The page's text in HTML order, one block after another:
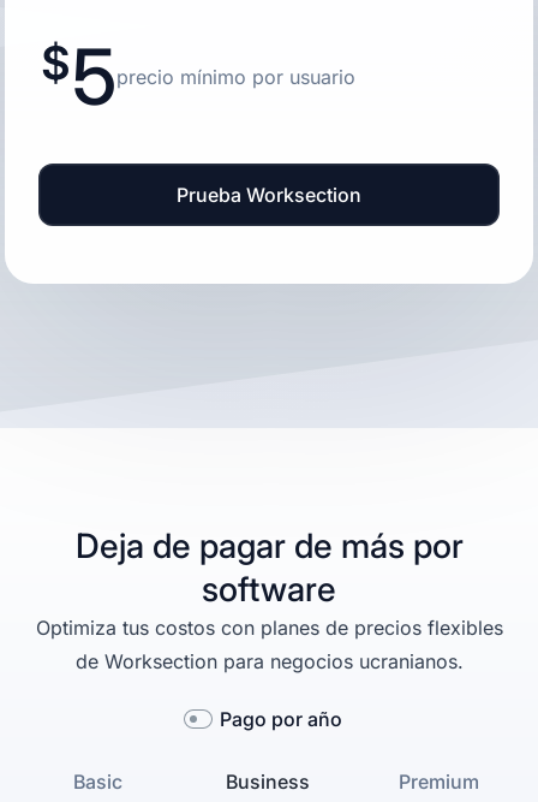
5precio mínimo por usuario
Prueba Worksection
Deja de pagar de más por
software
Optimiza tus costos con planes de precios flexibles
de Worksection para negocios ucranianos.
Basic Business Premium
Pago por año